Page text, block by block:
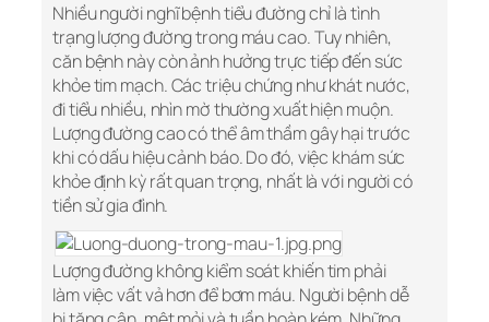
Nhiều người nghĩ bệnh tiểu đường chỉ là tình
trạng lượng đường trong máu cao. Tuy nhiên,
căn bệnh này còn ảnh hưởng trực tiếp đếnsức
khỏetim mạch. Các triệu chứng như khát nước,
đi tiểu nhiều, nhìn mờ thường xuất hiện muộn.
Lượng đường cao có thể âm thầm gây hại trước
khi có dấu hiệu cảnh báo. Do đó, việc khám sức
khỏe định kỳ rất quan trọng, nhất là với người có
tiền sử gia đình.
Lượng đường không kiểm soát khiến tim phải
làm việc vất vả hơn để bơm máu. Người bệnh dễ